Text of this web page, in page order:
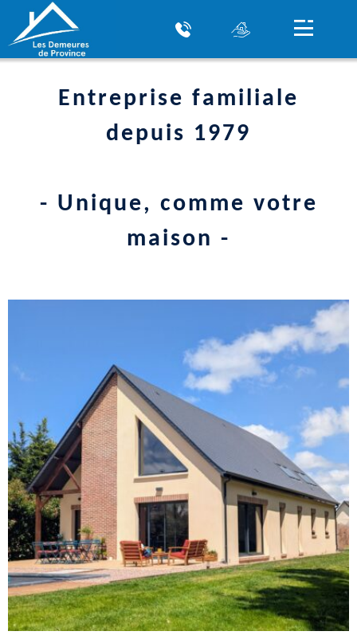
Entreprise familiale
depuis 1979
- Unique, comme votre
maison -